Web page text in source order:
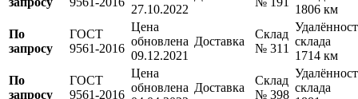
27.10.2022
1806 км
По
запросу
ГОСТ
9561-2016
Цена
обновлена
09.12.2021
Доставка
Склад
№ 311
склада
1714 км
По
запросу
ГОСТ
9561-2016
Цена
обновлена Доставка
Склад
№ 398
склада